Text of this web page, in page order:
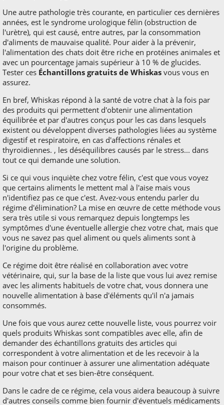
Une autre pathologie très courante, en particulier ces dernières
années, est le syndrome urologique félin (obstruction de
l'urètre), qui est causé, entre autres, par la consommation
d'aliments de mauvaise qualité. Pour aider à la prévenir,
l'alimentation des chats doit être riche en protéines animales et
avec un pourcentage jamais supérieur à 10 % de glucides.
Tester ces Échantillons gratuits de Whiskas vous vous en
assurez.
En bref, Whiskas répond à la santé de votre chat à la fois par
des produits qui permettent d'obtenir une alimentation
équilibrée et par d'autres conçus pour les cas dans lesquels
existent ou développent diverses pathologies liées au système
digestif et respiratoire, en cas d'affections rénales et
thyroïdiennes. , les déséquilibres causés par le stress... dans
tout ce qui demande une solution.
Si ce qui vous inquiète chez votre félin, c'est que vous voyez
que certains aliments le mettent mal à l'aise mais vous
n'identifiez pas ce que c'est. Avez-vous entendu parler du
régime d'élimination? La mise en œuvre de cette méthode vous
sera très utile si vous remarquez depuis longtemps les
symptômes d'une éventuelle allergie chez votre chat, mais que
vous ne savez pas quel aliment ou quels aliments sont à
l'origine du problème.
Ce régime doit être réalisé en collaboration avec votre
vétérinaire, qui, sur la base de la liste que vous lui avez remise
avec les aliments habituels de votre chat, vous donnera une
nouvelle alimentation à base d'éléments qu'il n'a jamais
consommés.
Une fois que vous aurez cette nouvelle liste, vous pourrez voir
quels produits Whiskas sont compatibles avec elle, afin de
demander des échantillons gratuits des articles qui
correspondent à votre alimentation et de les recevoir à la
maison pour continuer à assurer une alimentation adéquate
pour votre chat et ses bien-être conséquent.
Dans le cadre de ce régime, cela vous aidera beaucoup à suivre
d'autres conseils comme bien fournir d'éventuels médicaments